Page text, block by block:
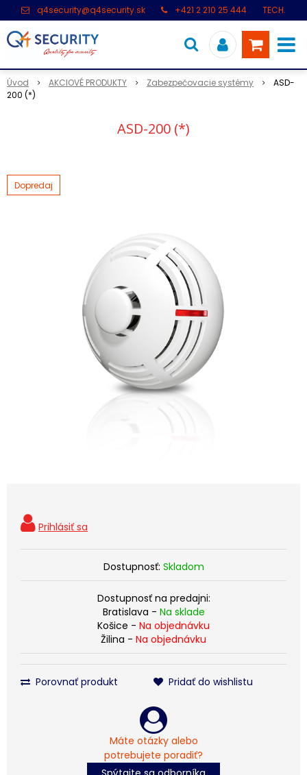
q4security@q4security.sk +421 2 210 25 444
TECH.
Úvod AKCIOVÉ PRODUKTY Zabezpečovacie systémy
ASD-
200 (*)
ASD-200 (*)
Dopredaj
Dostupnosť: Skladom
Dostupnosť na predajni:
Bratislava - Na sklade
Košice - Na objednávku
Žilina - Na objednávku
Porovnať produkt Pridať do wishlistu
Máte otázky alebo
potrebujete poradiť?